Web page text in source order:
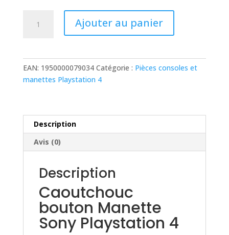
Ajouter au panier
EAN: 1950000079034 Catégorie : Pièces consoles et
manettes Playstation 4
Description
Avis (0)
Description
Caoutchouc
bouton Manette
Sony Playstation 4